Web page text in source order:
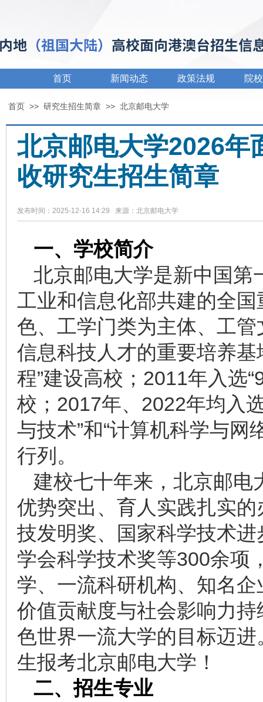
首页 新闻动态 政策法规 院
首页 >> 研究生招生简章 >> 北京邮电大学
北京邮电大学2026年
收研究生招生简章
发布时间：2025-12-16 14:29 来源：北京邮电大学
一、学校简介
北京邮电大学是新中国第
工业和信息化部共建的全
色、工学门类为主体、工
信息科技人才的重要培养
程”建设高校；2011年入选
校；2017年、2022年均入
与技术”和“计算机科学与网
行列。
建校七十年来，北京邮电
优势突出、育人实践扎实
技发明奖、国家科学技术
学会科学技术奖等300余项
学、一流科研机构、知名
价值贡献度与社会影响力
色世界一流大学的目标迈
生报考北京邮电大学！
二、招生专业